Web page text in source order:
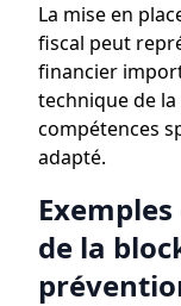
La mise en
fiscal peut
financier
technique de
compétences
adapté.
de la